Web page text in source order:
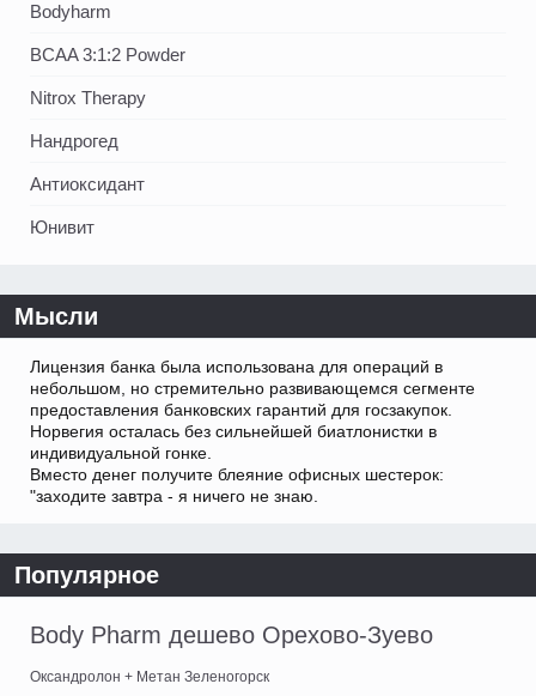
Bodyharm
BCAA 3:1:2 Powder
Nitrox Therapy
Нандрогед
Антиоксидант
Юнивит
Мысли
Лицензия банка была использована для операций в
небольшом, но стремительно развивающемся сегменте
предоставления банковских гарантий для госзакупок.
Норвегия осталась без сильнейшей биатлонистки в
индивидуальной гонке.
Вместо денег получите блеяние офисных шестерок:
"заходите завтра - я ничего не знаю.
Популярное
Body Pharm дешево Орехово-Зуево
Оксандролон + Метан Зеленогорск